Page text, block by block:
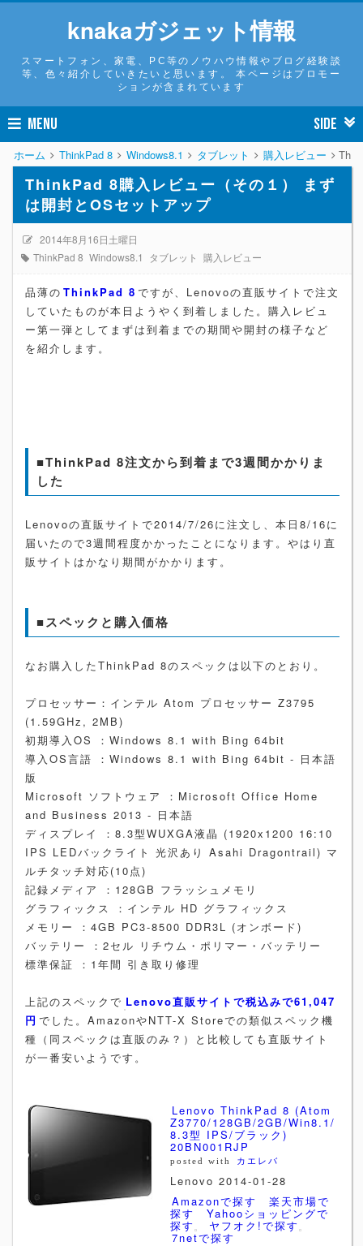
knakaガジェット情報
スマートフォン、家電、PC等のノウハウ情報やブログ経験談
等、色々紹介していきたいと思います。 本ページはプロモー
ションが含まれています
MENU SIDE
ホーム ThinkPad 8 Windows8.1 タブレット 購入レビュー
ThinkPad 8購入レビュー（その１） まず
は開封とOSセットアップ
2014年8月16日土曜日
ThinkPad 8 Windows8.1 タブレット 購入レビュー
品薄の ThinkPad 8 ですが、Lenovoの直販サイトで注文
していたものが本日ようやく到着しました。購入レビュ
ー第一弾としてまずは到着までの期間や開封の様子など
を紹介します。
■ThinkPad 8注文から到着まで3週間かかりま
した
Lenovoの直販サイトで2014/7/26に注文し、本日8/16に
届いたので3週間程度かかったことになります。やはり直
販サイトはかなり期間がかかります。
■スペックと購入価格
なお購入したThinkPad 8のスペックは以下のとおり。
プロセッサー：インテル Atom プロセッサー Z3795
(1.59GHz, 2MB)
初期導入OS
：Windows 8.1 with Bing 64bit
導入OS言語
：Windows 8.1 with Bing 64bit - 日本語
版
Microsoft ソフトウェア
：Microsoft Office Home
and Business 2013 - 日本語
ディスプレイ
：8.3型WUXGA液晶 (1920x1200 16:10
IPS LEDバックライト 光沢あり Asahi Dragontrail) マ
ルチタッチ対応(10点)
記録メディア
：128GB フラッシュメモリ
グラフィックス
：インテル HD グラフィックス
メモリー
：4GB PC3-8500 DDR3L (オンボード)
バッテリー
：2セル リチウム・ポリマー・バッテリー
標準保証
：1年間 引き取り修理
上記のスペックで Lenovo直販サイトで税込みで61,047
円 でした。AmazonやNTT-X Storeでの類似スペック機
種（同スペックは直販のみ？）と比較しても直販サイト
が一番安いようです。
Lenovo ThinkPad 8 (Atom
Z3770/128GB/2GB/Win8.1/
8.3型 IPS/ブラック)
20BN001RJP
posted with カエレバ
Lenovo 2014-01-28
Amazonで探す
楽天市場で
探す Yahooショッピングで
探す ヤフオク!で探す
7netで探す